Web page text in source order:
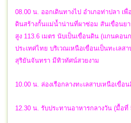
08.00 น. ออกเดินทางไป อำเภอท่าปลา เ
ดินสร้างกั้นแม่น้ำน่านที่ผาซ่อม สันเขื่อนยา
สูง 113.6 เมตร นับเป็นเขื่อนดิน (แกนคอ
ประเทศไทย บริเวณเหนือเขื่อนเป็นทะเลส
สุริยันจันทรา มีทิวทัศน์สวยงาม
10.00 น. ล่องเรือกลางทะเลสาบเหนือเขื่อ
12.30 น. รับประทานอาหารกลางวัน (มื้อที่